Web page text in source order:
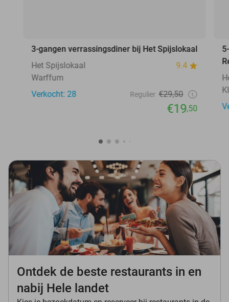
3-gangen verrassingsdiner bij Het Spijslokaal
Het Spijslokaal
9.4
Warffum
Verkocht: 28
Regulier €29,50
€19,50
Ontdek de beste restaurants in en
nabij Hele landet